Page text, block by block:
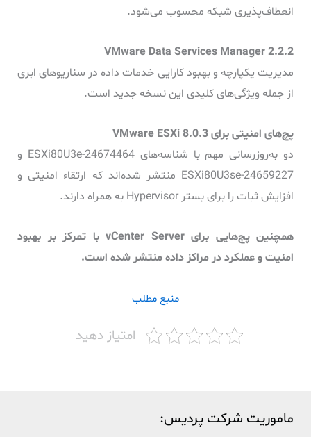
انعطاف‌پذیری شبکه محسوب می‌شود.
مدیریت یکپارچه و بهبود کارایی خدمات داده در سناریوهای ابری
از جمله ویژگی‌های کلیدی این نسخه جدید است.
پچ‌های امنیتی برای VMware ESXi 8.0.3
دو به‌روزرسانی مهم با شناسه‌های ESXi80U3e-24674464 و
ESXi80U3se-24659227 منتشر شده‌اند که ارتقاء امنیتی و
افزایش ثبات را برای بستر Hypervisor به همراه دارند.
همچنین پچ‌هایی برای vCenter Server با تمرکز بر بهبود
امنیت و عملکرد در مراکز داده منتشر شده است.
منبع مطلب
امتیاز دهید
ماموریت شرکت پردیس: